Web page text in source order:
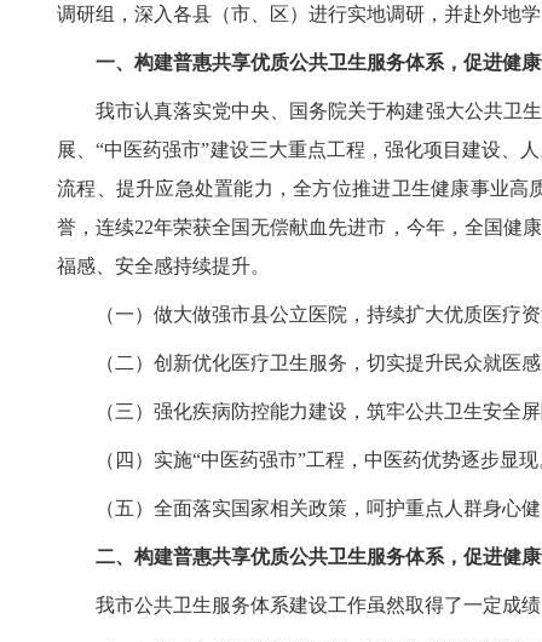
调研组，深入各县（市、区）进行实地调研，并赴外地
一、构建普惠共享优质公共卫生服务体系，促进健
我市认真落实党中央、国务院关于构建强大公共卫
展、“中医药强市”建设三大重点工程，强化项目建设、
流程、提升应急处置能力，全方位推进卫生健康事业
誉，连续22年荣获全国无偿献血先进市，今年，全国健
福感、安全感持续提升。
（一）做大做强市县公立医院，持续扩大优质医疗
（二）创新优化医疗卫生服务，切实提升民众就医
（三）强化疾病防控能力建设，筑牢公共卫生安全
（四）实施“中医药强市”工程，中医药优势逐步显
（五）全面落实国家相关政策，呵护重点人群身心
二、构建普惠共享优质公共卫生服务体系，促进健
我市公共卫生服务体系建设工作虽然取得了一定成